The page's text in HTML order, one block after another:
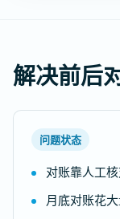
解决前后
问题状态
对账靠人工
月底对账花